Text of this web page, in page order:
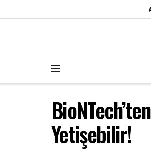
Yetişebilir!